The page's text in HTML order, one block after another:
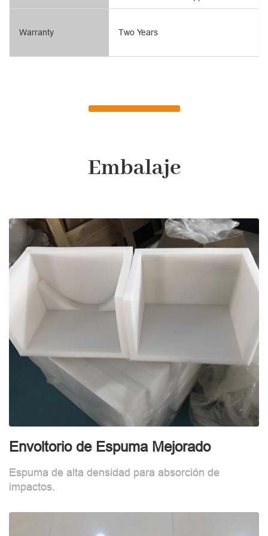
Warranty Two Years
Embalaje
Envoltorio de Espuma Mejorado
Espuma de alta densidad para absorción de
impactos.